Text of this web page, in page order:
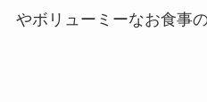
やボリューミーなお食事